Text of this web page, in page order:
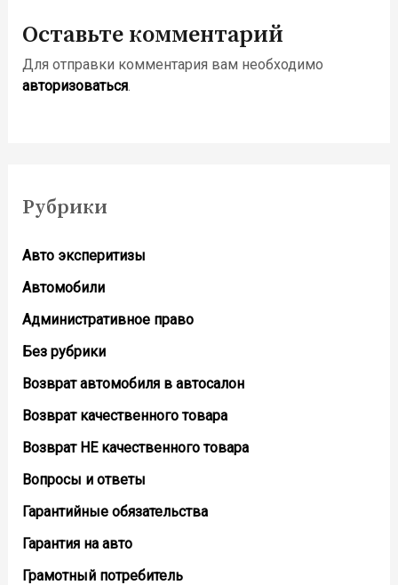
Оставьте комментарий
Для отправки комментария вам необходимо
авторизоваться.
Рубрики
Авто эксперитизы
Автомобили
Административное право
Без рубрики
Возврат автомобиля в автосалон
Возврат кaчественного товара
Возврат НЕ качественного товара
Вопросы и ответы
Гарантийные обязательства
Гарантия на авто
Грамотный потребитель